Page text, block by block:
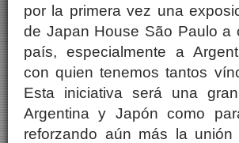
por la primera vez una
de Japan House São Paulo a
país, especialmente a
con quien tenemos tantos
Esta iniciativa será una
Argentina y Japón como
reforzando aún más la